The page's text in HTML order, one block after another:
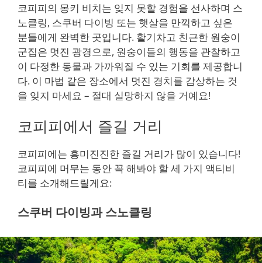
코피피의 몽키 비치는 잊지 못할 경험을 선사하며 스
노클링, 스쿠버 다이빙 또는 햇살을 만끽하고 싶은
분들에게 완벽한 곳입니다. 활기차고 친근한 원숭이
군집은 멋진 광경으로, 원숭이들의 행동을 관찰하고
이 다정한 동물과 가까워질 수 있는 기회를 제공합니
다. 이 마법 같은 장소에서 멋진 경치를 감상하는 것
을 잊지 마세요 – 절대 실망하지 않을 거예요!
코피피에서 즐길 거리
코피피에는 흥미진진한 즐길 거리가 많이 있습니다!
코피피에 머무는 동안 꼭 해봐야 할 세 가지 액티비
티를 소개해드릴게요:
스쿠버 다이빙과 스노클링